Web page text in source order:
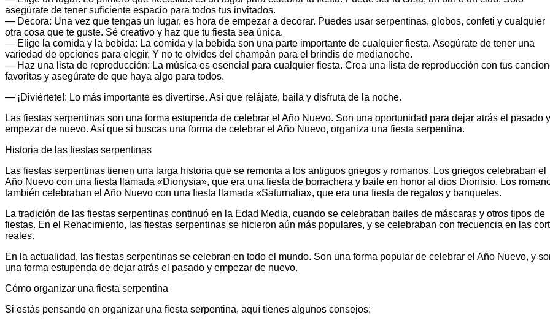
asegúrate de tener suficiente espacio para todos tus invitados.
— Decora: Una vez que tengas un lugar, es hora de empezar a decorar. Puedes usar serpentinas, globos, confeti y cualquier
otra cosa que te guste. Sé creativo y haz que tu fiesta sea única.
— Elige la comida y la bebida: La comida y la bebida son una parte importante de cualquier fiesta. Asegúrate de tener una
variedad de opciones para elegir. Y no te olvides del champán para el brindis de medianoche.
— Haz una lista de reproducción: La música es esencial para cualquier fiesta. Crea una lista de reproducción con tus
favoritas y asegúrate de que haya algo para todos.
— ¡Diviértete!: Lo más importante es divertirse. Así que relájate, baila y disfruta de la noche.
Las fiestas serpentinas son una forma estupenda de celebrar el Año Nuevo. Son una oportunidad para dejar atrás el pasado y
empezar de nuevo. Así que si buscas una forma de celebrar el Año Nuevo, organiza una fiesta serpentina.
Historia de las fiestas serpentinas
Las fiestas serpentinas tienen una larga historia que se remonta a los antiguos griegos y romanos. Los griegos celebraban el
Año Nuevo con una fiesta llamada «Dionysia», que era una fiesta de borrachera y baile en honor al dios Dionisio. Los
también celebraban el Año Nuevo con una fiesta llamada «Saturnalia», que era una fiesta de regalos y banquetes.
La tradición de las fiestas serpentinas continuó en la Edad Media, cuando se celebraban bailes de máscaras y otros tipos de
fiestas. En el Renacimiento, las fiestas serpentinas se hicieron aún más populares, y se celebraban con frecuencia en las
reales.
En la actualidad, las fiestas serpentinas se celebran en todo el mundo. Son una forma popular de celebrar el Año Nuevo, y
una forma estupenda de dejar atrás el pasado y empezar de nuevo.
Cómo organizar una fiesta serpentina
Si estás pensando en organizar una fiesta serpentina, aquí tienes algunos consejos: